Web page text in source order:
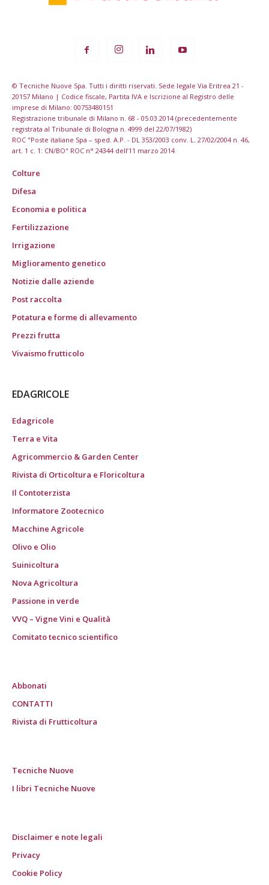
© Tecniche Nuove Spa. Tutti i diritti riservati. Sede legale Via Eritrea 21 -
20157 Milano | Codice fiscale, Partita IVA e Iscrizione al Registro delle
imprese di Milano: 00753480151
Registrazione tribunale di Milano n. 68 - 05.03.2014 (precedentemente
registrata al Tribunale di Bologna n. 4999 del 22/07/1982)
ROC "Poste italiane Spa – sped. A.P. - DL 353/2003 conv. L. 27/02/2004 n. 46,
art. 1 c. 1: CN/BO" ROC n° 24344 dell’11 marzo 2014
Colture
Difesa
Economia e politica
Fertilizzazione
Irrigazione
Miglioramento genetico
Notizie dalle aziende
Post raccolta
Potatura e forme di allevamento
Prezzi frutta
Vivaismo frutticolo
EDAGRICOLE
Edagricole
Terra e Vita
Agricommercio & Garden Center
Rivista di Orticoltura e Floricoltura
Il Contoterzista
Informatore Zootecnico
Macchine Agricole
Olivo e Olio
Suinicoltura
Nova Agricoltura
Passione in verde
VVQ – Vigne Vini e Qualità
Comitato tecnico scientifico
Abbonati
CONTATTI
Rivista di Frutticoltura
Tecniche Nuove
I libri Tecniche Nuove
Disclaimer e note legali
Privacy
Cookie Policy